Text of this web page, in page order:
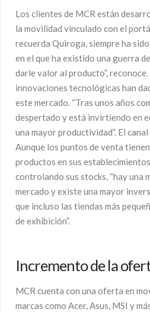
Los clientes de MCR están
la movilidad vinculado con el
recuerda Quiroga, siempre ha
en el que ha existido una guerra
darle valor al producto”, reconoce.
innovaciones tecnológicas han
este mercado. “Tras unos años
despertado y está invirtiendo en
una mayor productividad”. El
Aunque los puntos de venta
productos en sus
controlando sus stocks, “hay una
mercado y existe una mayor
que incluso las tiendas más
de exhibición”.
Incremento de la
MCR cuenta con una oferta en
marcas como Acer, Asus, MSI y